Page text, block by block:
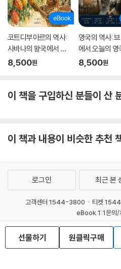
코트디부아르의 역사:
사바나의 왕국에서 세
계 최대 코코아 생산국
8,500원
영국의 역사:
에서 오늘의 영
8,500원
이 책을 구입하신 분들이 산
이 책과 내용이 비슷한 추천
선물하기 원클릭구매
로그인 최근 본
고객센터 1544-3800 티켓
eBook 1:1문의/
예스이십사(주) 사
이용약관
개인정보처리